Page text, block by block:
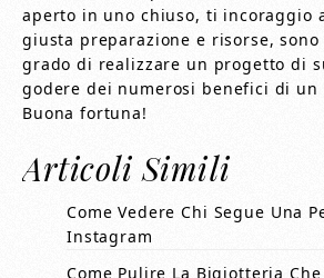
aperto in uno chiuso, ti incoraggio
giusta preparazione e risorse,
grado di realizzare un progetto di
godere dei numerosi benefici di un
Buona fortuna!
Articoli Simili
Come Vedere Chi Segue Una
Instagram
Come Pulire La Bigiotteria Che